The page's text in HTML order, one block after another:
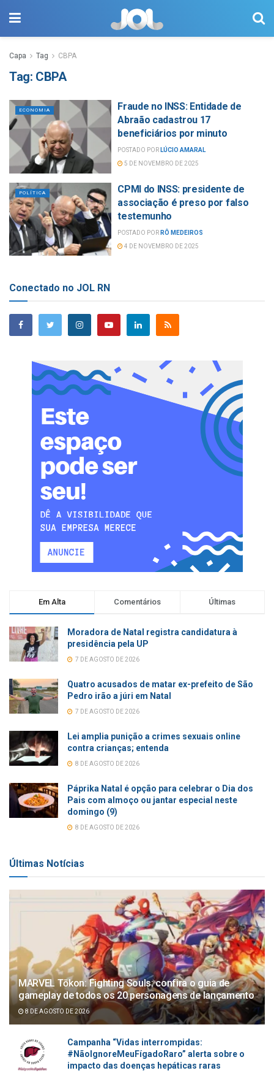
Capa Tag CBPA
Tag: CBPA
ECONOMIA
Fraude no INSS: Entidade de
Abraão cadastrou 17
beneficiários por minuto
POSTADO POR LÚCIO AMARAL
5 DE NOVEMBRO DE 2025
POLÍTICA
CPMI do INSS: presidente de
associação é preso por falso
testemunho
POSTADO POR RÔ MEDEIROS
4 DE NOVEMBRO DE 2025
Conectado no JOL RN
Em Alta Comentários Últimas
Moradora de Natal registra candidatura à
presidência pela UP
7 DE AGOSTO DE 2026
Quatro acusados de matar ex-prefeito de São
Pedro irão a júri em Natal
7 DE AGOSTO DE 2026
Lei amplia punição a crimes sexuais online
contra crianças; entenda
8 DE AGOSTO DE 2026
Páprika Natal é opção para celebrar o Dia dos
Pais com almoço ou jantar especial neste
domingo (9)
8 DE AGOSTO DE 2026
Últimas Notícias
MARVEL Tōkon: Fighting Souls: confira o guia de
gameplay de todos os 20 personagens de lançamento
8 DE AGOSTO DE 2026
Campanha “Vidas interrompidas:
#NãoIgnoreMeuFígadoRaro” alerta sobre o
impacto das doenças hepáticas raras